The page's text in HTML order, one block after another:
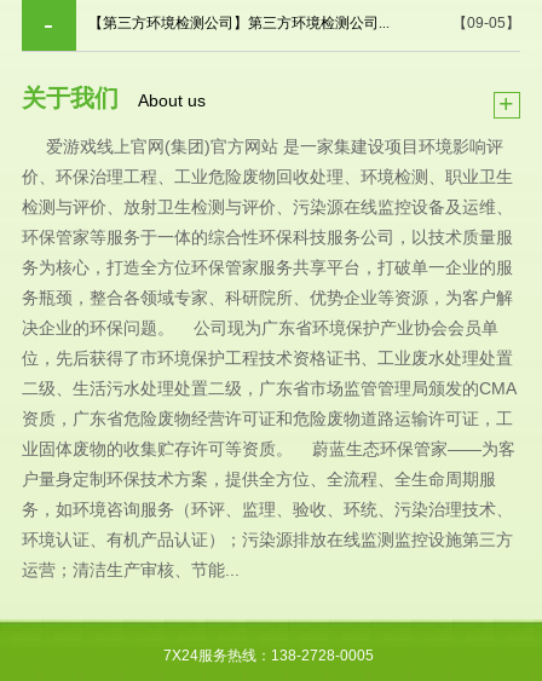
【09-05】
【第三方环境检测公司】第三方环境检测公司...
关于我们 About us +
爱游戏线上官网(集团)官方网站 是一家集建设项目环境影响评
价、环保治理工程、工业危险废物回收处理、环境检测、职业卫生
检测与评价、放射卫生检测与评价、污染源在线监控设备及运维、
环保管家等服务于一体的综合性环保科技服务公司，以技术质量服
务为核心，打造全方位环保管家服务共享平台，打破单一企业的服
务瓶颈，整合各领域专家、科研院所、优势企业等资源，为客户解
决企业的环保问题。 公司现为广东省环境保护产业协会会员单
位，先后获得了市环境保护工程技术资格证书、工业废水处理处置
二级、生活污水处理处置二级，广东省市场监管管理局颁发的CMA
资质，广东省危险废物经营许可证和危险废物道路运输许可证，工
业固体废物的收集贮存许可等资质。 蔚蓝生态环保管家——为客
户量身定制环保技术方案，提供全方位、全流程、全生命周期服
务，如环境咨询服务（环评、监理、验收、环统、污染治理技术、
环境认证、有机产品认证）；污染源排放在线监测监控设施第三方
运营；清洁生产审核、节能...
7X24服务热线：138-2728-0005